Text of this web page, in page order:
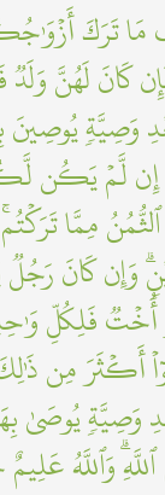
تَرَكَ
كَانَ لَهُنَّ
وَصِيَّةٖ يُوصِينَ
إِن لَّمۡ يَكُن
مِمَّا
وَإِن كَانَ
أُخۡتٞ فَلِكُلِّ
أَكۡثَرَ مِن
وَصِيَّةٖ يُوصَىٰ
وَٱللَّهُ عَلِيمٌ